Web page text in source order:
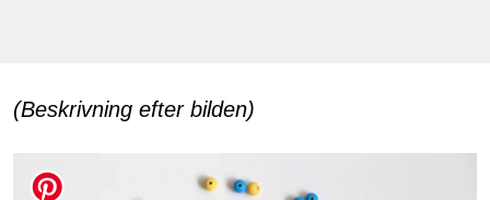
(Beskrivning efter bilden)